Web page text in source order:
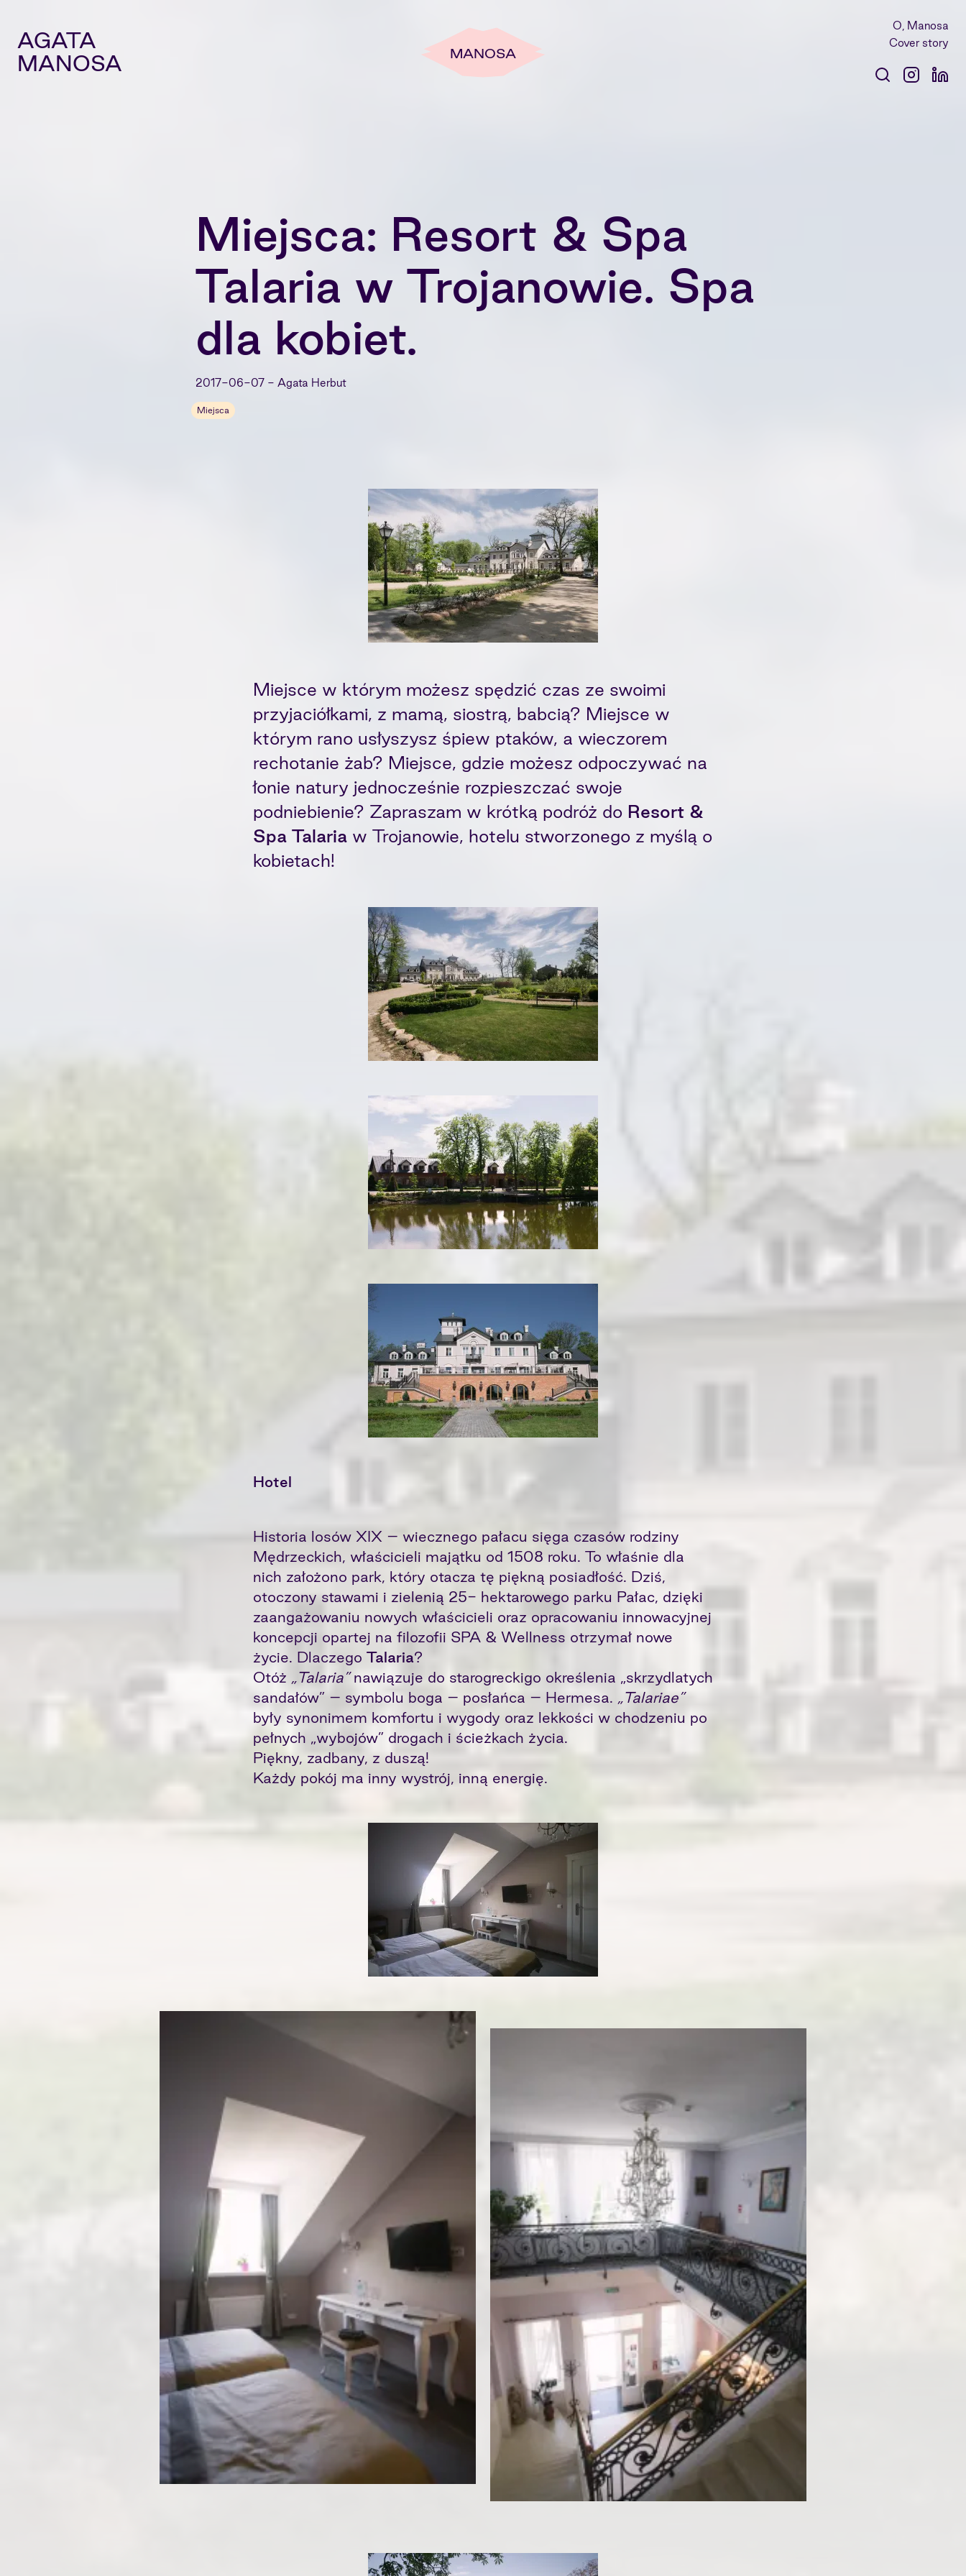
AGATA
MANOSA
MANOSA
O, Manosa
Cover story
Miejsca: Resort & Spa
Talaria w Trojanowie. Spa
dla kobiet.
2017-06-07 - Agata Herbut
Miejsca
Miejsce w którym możesz spędzić czas ze swoimi
przyjaciółkami, z mamą, siostrą, babcią? Miejsce w
którym rano usłyszysz śpiew ptaków, a wieczorem
rechotanie żab? Miejsce, gdzie możesz odpoczywać na
łonie natury jednocześnie rozpieszczać swoje
podniebienie? Zapraszam w krótką podróż do Resort &
Spa Talaria w Trojanowie, hotelu stworzonego z myślą o
kobietach!
Hotel
Historia losów XIX – wiecznego pałacu sięga czasów rodziny
Mędrzeckich, właścicieli majątku od 1508 roku. To właśnie dla
nich założono park, który otacza tę piękną posiadłość. Dziś,
otoczony stawami i zielenią 25- hektarowego parku Pałac, dzięki
zaangażowaniu nowych właścicieli oraz opracowaniu innowacyjnej
koncepcji opartej na filozofii SPA & Wellness otrzymał nowe
życie. Dlaczego Talaria?
Otóż „Talaria”nawiązuje do starogreckigo określenia „skrzydlatych
sandałów” – symbolu boga – posłańca – Hermesa. „Talariae”
były synonimem komfortu i wygody oraz lekkości w chodzeniu po
pełnych „wybojów” drogach i ścieżkach życia.
Piękny, zadbany, z duszą!
Każdy pokój ma inny wystrój, inną energię.